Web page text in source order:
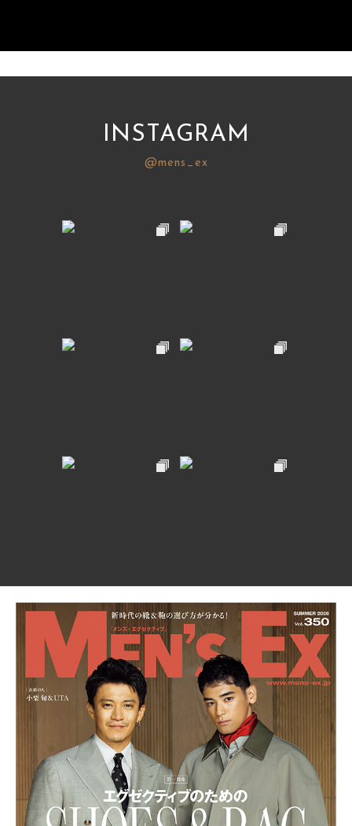
INSTAGRAM
@mens_ex